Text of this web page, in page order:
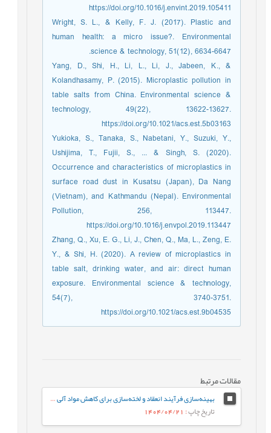
https://doi.org/10.1016/j.envint.2019.105411
Wright, S. L., & Kelly, F. J. (2017). Plastic and
human health: a micro issue?. Environmental
science & technology, 51(12), 6634-6647.
Yang, D., Shi, H., Li, L., Li, J., Jabeen, K., &
Kolandhasamy, P. (2015). Microplastic pollution in
table salts from China. Environmental science &
technology, 49(22), 13622-13627.
https://doi.org/10.1021/acs.est.5b03163
Yukioka, S., Tanaka, S., Nabetani, Y., Suzuki, Y.,
Ushijima, T., Fujii, S., ... & Singh, S. (2020).
Occurrence and characteristics of microplastics in
surface road dust in Kusatsu (Japan), Da Nang
(Vietnam), and Kathmandu (Nepal). Environmental
Pollution, 256, 113447.
https://doi.org/10.1016/j.envpol.2019.113447
Zhang, Q., Xu, E. G., Li, J., Chen, Q., Ma, L., Zeng, E.
Y., & Shi, H. (2020). A review of microplastics in
table salt, drinking water, and air: direct human
exposure. Environmental science & technology,
54(7), 3740-3751.
https://doi.org/10.1021/acs.est.9b04535
مقالات مرتبط
بهینه‌سازی فرآیند انعقاد و لخته‌سازی برای کاهش مواد آلی در پساب صنایع لاتکس با استفاده از روش سطح پاسخ (RSM)
تاریخ چاپ: 1404/04/21